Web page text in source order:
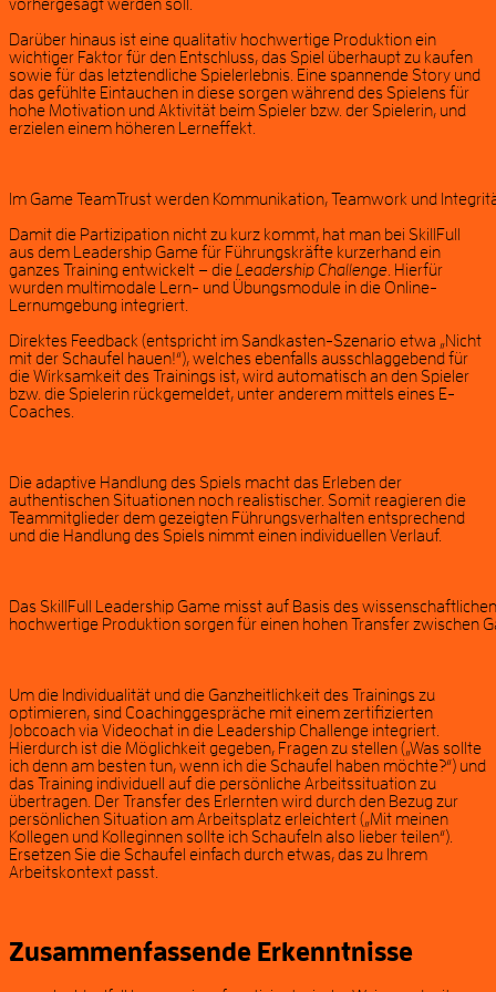
vorhergesagt werden soll.
Darüber hinaus ist eine qualitativ hochwertige Produktion ein
wichtiger Faktor für den Entschluss, das Spiel überhaupt zu kaufen
sowie für das letztendliche Spielerlebnis. Eine spannende Story und
das gefühlte Eintauchen in diese sorgen während des Spielens für
hohe Motivation und Aktivität beim Spieler bzw. der Spielerin, und
erzielen einem höheren Lerneffekt.
Im Game TeamTrust werden Kommunikation, Teamwork und
Damit die Partizipation nicht zu kurz kommt, hat man bei SkillFull
aus dem Leadership Game für Führungskräfte kurzerhand ein
ganzes Training entwickelt – dieLeadership Challenge . Hierfür
wurden multimodale Lern- und Übungsmodule in die Online-
Lernumgebung integriert.
Direktes Feedback (entspricht im Sandkasten-Szenario etwa „Nicht
mit der Schaufel hauen!“), welches ebenfalls ausschlaggebend für
die Wirksamkeit des Trainings ist, wird automatisch an den Spieler
bzw. die Spielerin rückgemeldet, unter anderem mittels eines E-
Coaches.
Die adaptive Handlung des Spiels macht das Erleben der
authentischen Situationen noch realistischer. Somit reagieren die
Teammitglieder dem gezeigten Führungsverhalten entsprechend
und die Handlung des Spiels nimmt einen individuellen Verlauf.
Das SkillFull Leadership Game misst auf Basis des
hochwertige Produktion sorgen für einen hohen Transfer zwischen
Um die Individualität und die Ganzheitlichkeit des Trainings zu
optimieren, sind Coachinggespräche mit einem zertifizierten
Jobcoach via Videochat in die Leadership Challenge integriert.
Hierdurch ist die Möglichkeit gegeben, Fragen zu stellen („Was sollte
ich denn am besten tun, wenn ich die Schaufel haben möchte?“) und
das Training individuell auf die persönliche Arbeitssituation zu
übertragen. Der Transfer des Erlernten wird durch den Bezug zur
persönlichen Situation am Arbeitsplatz erleichtert („Mit meinen
Kollegen und Kolleginnen sollte ich Schaufeln also lieber teilen“).
Ersetzen Sie die Schaufel einfach durch etwas, das zu Ihrem
Arbeitskontext passt.
Zusammenfassende Erkenntnisse